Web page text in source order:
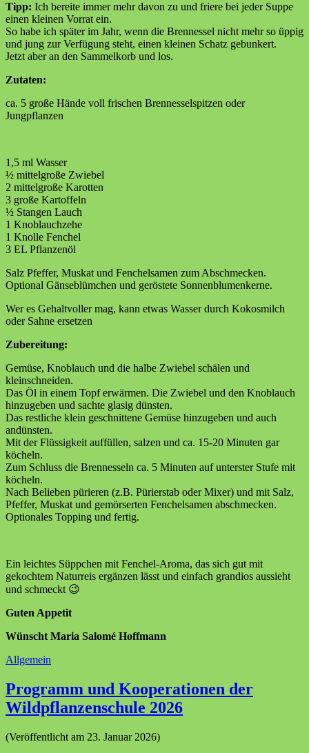
Tipp: Ich bereite immer mehr davon zu und friere bei jeder Suppe
einen kleinen Vorrat ein.
So habe ich später im Jahr, wenn die Brennessel nicht mehr so üppig
und jung zur Verfügung steht, einen kleinen Schatz gebunkert.
Jetzt aber an den Sammelkorb und los.
Zutaten:
ca. 5 große Hände voll frischen Brennesselspitzen oder
Jungpflanzen
1,5 ml Wasser
½ mittelgroße Zwiebel
2 mittelgroße Karotten
3 große Kartoffeln
½ Stangen Lauch
1 Knoblauchzehe
1 Knolle Fenchel
3 EL Pflanzenöl
Salz Pfeffer, Muskat und Fenchelsamen zum Abschmecken.
Optional Gänseblümchen und geröstete Sonnenblumenkerne.
Wer es Gehaltvoller mag, kann etwas Wasser durch Kokosmilch
oder Sahne ersetzen
Zubereitung:
Gemüse, Knoblauch und die halbe Zwiebel schälen und
kleinschneiden.
Das Öl in einem Topf erwärmen. Die Zwiebel und den Knoblauch
hinzugeben und sachte glasig dünsten.
Das restliche klein geschnittene Gemüse hinzugeben und auch
andünsten.
Mit der Flüssigkeit auffüllen, salzen und ca. 15-20 Minuten gar
köcheln.
Zum Schluss die Brennesseln ca. 5 Minuten auf unterster Stufe mit
köcheln.
Nach Belieben pürieren (z.B. Pürierstab oder Mixer) und mit Salz,
Pfeffer, Muskat und gemörserten Fenchelsamen abschmecken.
Optionales Topping und fertig.
Ein leichtes Süppchen mit Fenchel-Aroma, das sich gut mit
gekochtem Naturreis ergänzen lässt und einfach grandios aussieht
und schmeckt 😉
Guten Appetit
Wünscht Maria Salomé Hoffmann
Allgemein
Programm und Kooperationen der
Wildpflanzenschule 2026
(Veröffentlicht am 23. Januar 2026)